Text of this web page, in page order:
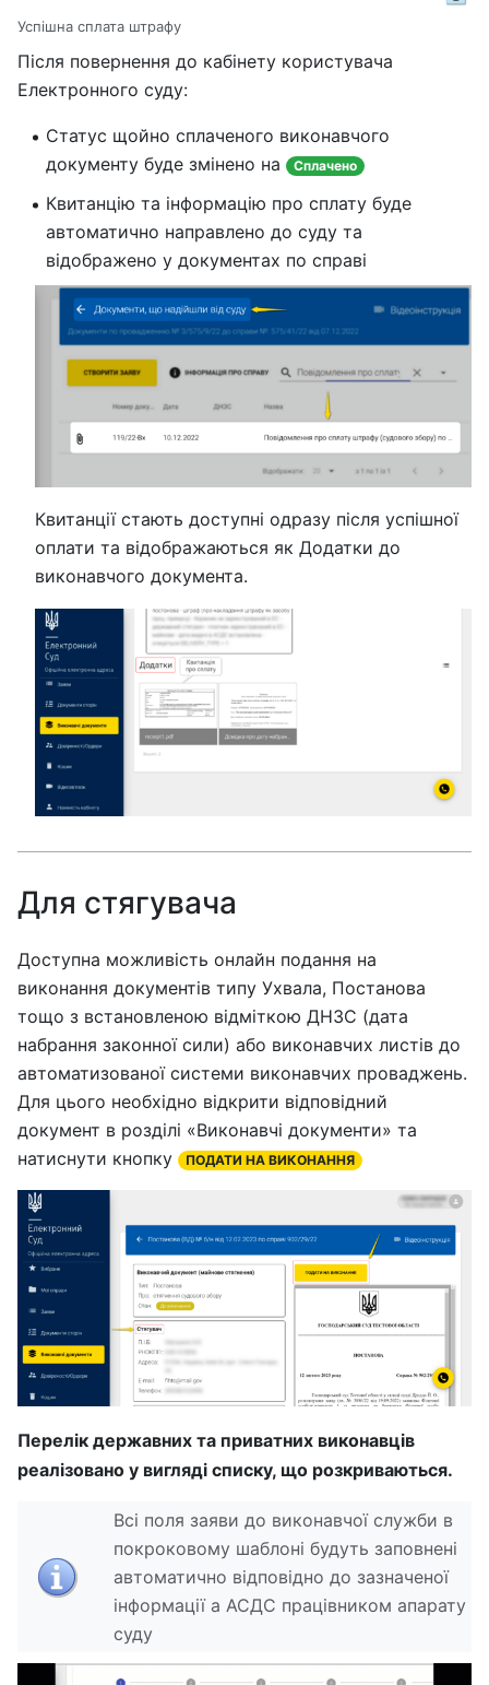
Успішна сплата штрафу
Після повернення до кабінету користувача
Електронного суду:
Статус щойно сплаченого виконавчого
документу буде змінено на
Сплачено
Квитанцію та інформацію про сплату буде
автоматично направлено до суду та
відображено у документах по справі
Квитанції стають доступні одразу після успішної
оплати та відображаються як Додатки до
виконавчого документа.
Для стягувача
Доступна можливість онлайн подання на
виконання документів типу Ухвала, Постанова
тощо з встановленою відміткою ДНЗС (дата
набрання законної сили) або виконавчих листів до
автоматизованої системи виконавчих проваджень.
Для цього необхідно відкрити відповідний
документ в розділі «Виконавчі документи» та
натиснути кнопку
ПОДАТИ НА ВИКОНАННЯ
Перелік державних та приватних виконавців
реалізовано у вигляді списку, що розкриваються.
Всі поля заяви до виконавчої служби в
покроковому шаблоні будуть заповнені
автоматично відповідно до зазначеної
інформації а АСДС працівником апарату
суду